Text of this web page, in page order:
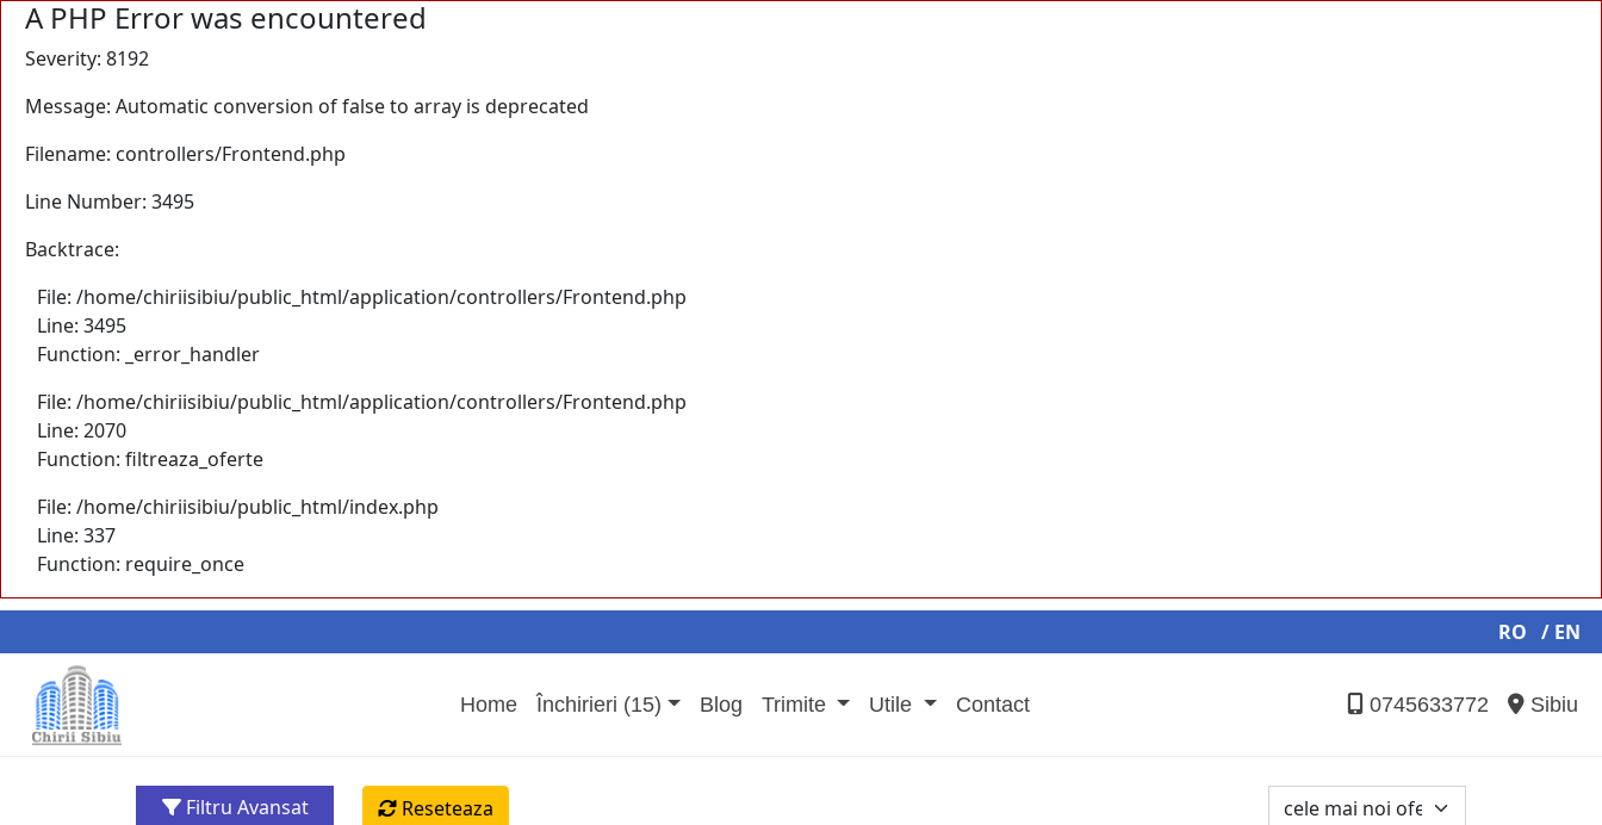
A PHP Error was encountered
Severity: 8192
Message: Automatic conversion of false to array is deprecated
Filename: controllers/Frontend.php
Line Number: 3495
Backtrace:
File: /home/chiriisibiu/public_html/application/controllers/Frontend.php
Line: 3495
Function: _error_handler
File: /home/chiriisibiu/public_html/application/controllers/Frontend.php
Line: 2070
Function: filtreaza_oferte
File: /home/chiriisibiu/public_html/index.php
Line: 337
Function: require_once
RO / EN
Home Închirieri (15) Blog Trimite Utile Contact 0745633772 Sibiu
Filtru Avansat Reseteaza